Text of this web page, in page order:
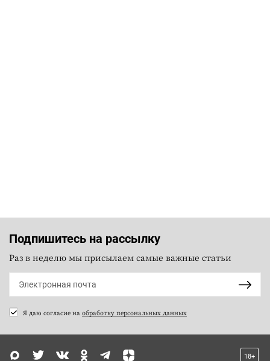
Подпишитесь на рассылку
Раз в неделю мы присылаем самые важные статьи
Я даю согласие на обработку персональных данных
18+